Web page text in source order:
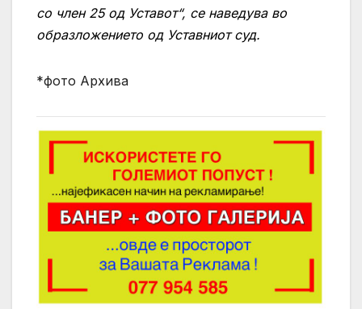
со член 25 од Уставот“, се наведува во
образложението од Уставниот суд.
*фото Архива